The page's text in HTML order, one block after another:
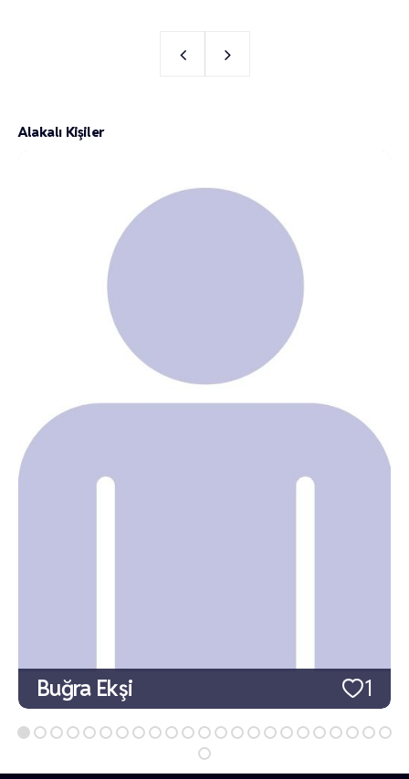
Alakalı Kişiler
1
Buğra Ekşi